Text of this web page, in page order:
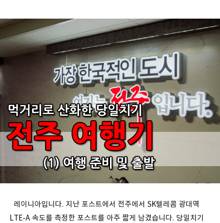
레이니아입니다. 지난 포스트에서 전주에서 SK텔레콤 광대역
LTE-A 속도를 측정한 포스트를 아주 짧게 남겼습니다. 당일치기